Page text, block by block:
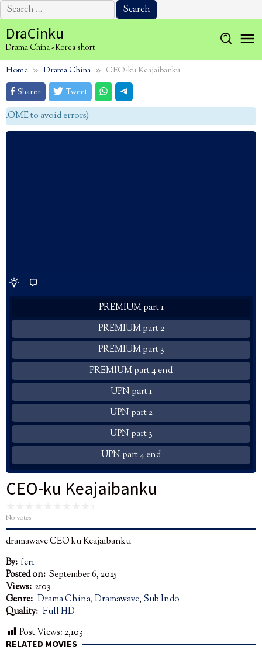
Search
for:
to
content
DraCinku
Drama China - Korea short
Home Drama China
CEO-ku Keajaibanku
Sharer
Tweet
to avoid errors)
PREMIUM part 1
PREMIUM part 2
PREMIUM part 3
PREMIUM part 4 end
UPN part 1
UPN part 2
UPN part 3
UPN part 4 end
CEO-ku Keajaibanku
No votes
dramawave CEO ku Keajaibanku
By: feri
Posted on: September 6, 2025
Views: 2103
Genre: Drama China,Dramawave, Sub Indo
Quality: Full HD
Post Views:2,103
RELATED MOVIES